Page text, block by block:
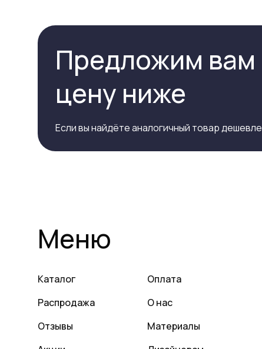
Предложим вам
цену ниже
Если вы найдёте аналогичный товар дешевле
Меню
Каталог
Распродажа
Отзывы
Оплата
О нас
Материалы